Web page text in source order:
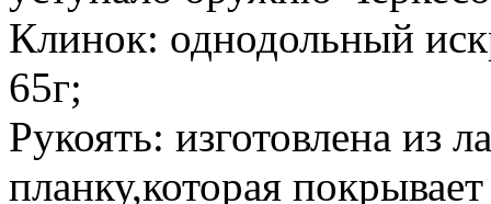
Клинок: однодольный
65г;
Рукоять: изготовлена из
планку,которая